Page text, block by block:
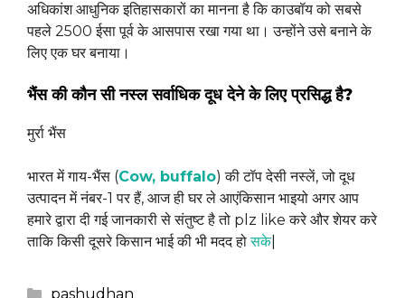
अधिकांश आधुनिक इतिहासकारों का मानना ​​है कि काउबॉय को सबसे
पहले 2500 ईसा पूर्व के आसपास रखा गया था। उन्होंने उसे बनाने के
लिए एक घर बनाया।
भैंस की कौन सी नस्ल सर्वाधिक दूध देने के लिए प्रसिद्ध है?
मुर्रा भैंस
भारत में गाय-भैंस (Cow, buffalo) की टॉप देसी नस्लें, जो दूध
उत्पादन में नंबर-1 पर हैं, आज ही घर ले आएंकिसान भाइयो अगर आप
हमारे द्वारा दी गई जानकारी से संतुष्ट है तो plz like करे और शेयर करे
ताकि किसी दूसरे किसान भाई की भी मदद होसके|
Categories
pashudhan